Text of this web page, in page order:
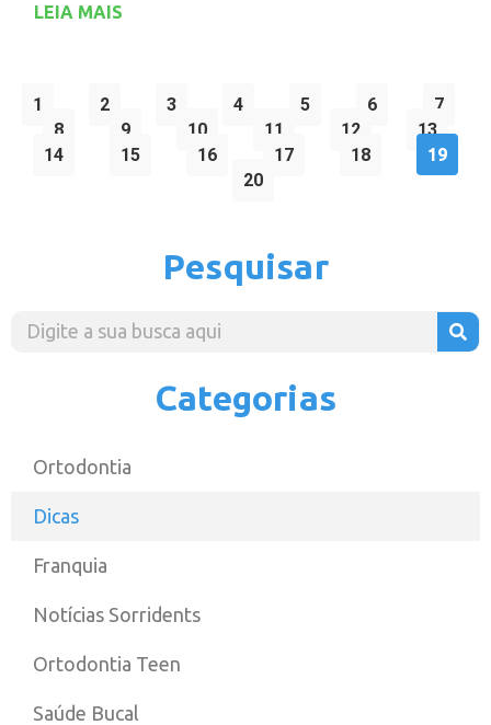
LEIA MAIS
1 2 3 4 5 6
7
8
9 10 11 12
13
14
15 16 17 18 19
20
Pesquisar
Categorias
Ortodontia
Dicas
Franquia
Notícias Sorridents
Ortodontia Teen
Saúde Bucal